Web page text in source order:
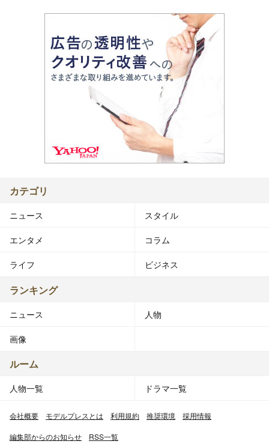
カテゴリ
ニュース スタイル
エンタメ コラム
ライフ ビジネス
ランキング
ニュース 人物
画像
ルーム
人物一覧 ドラマ一覧
会社概要 モデルプレスとは 利用規約 推奨環境 採用情報
編集部からのお知らせ RSS一覧